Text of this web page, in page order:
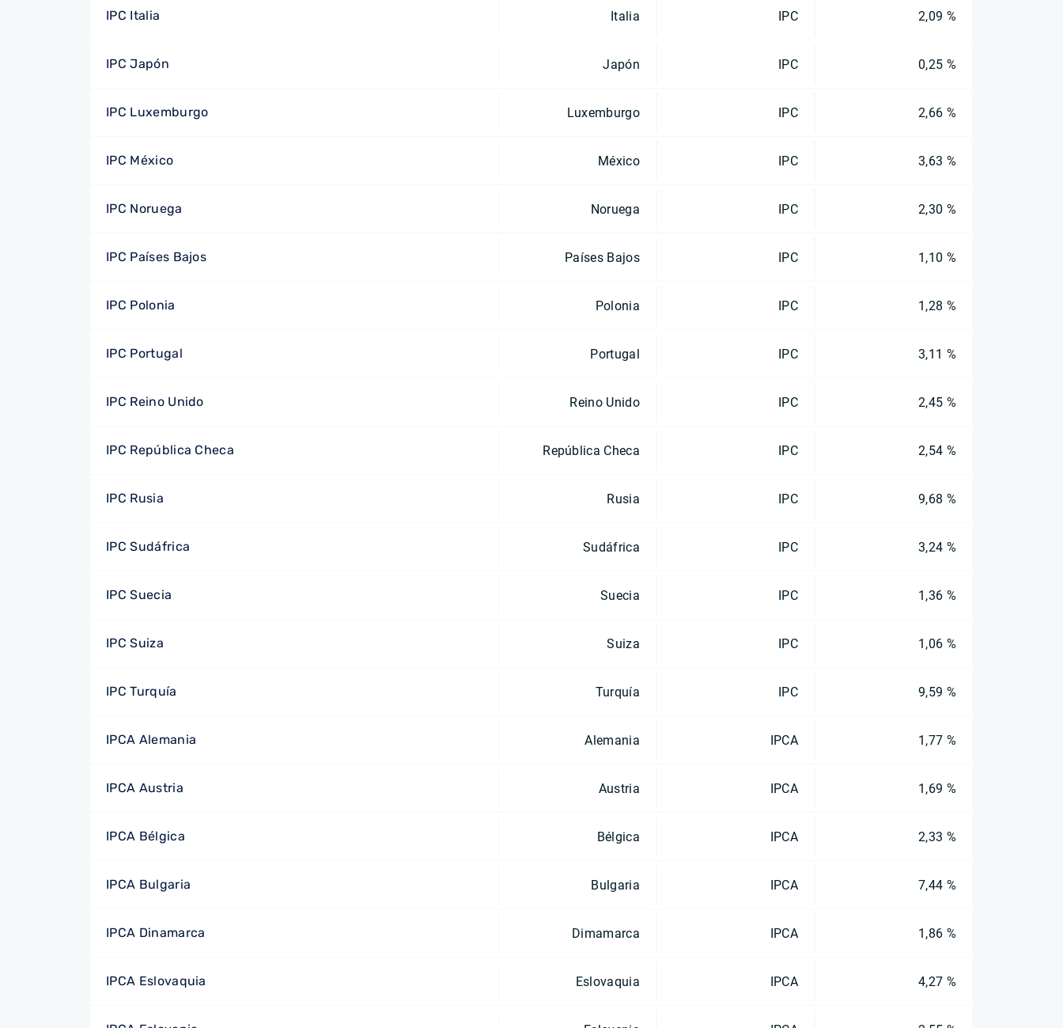
IPC Italia Italia IPC 2,09 %
IPC Japón Japón IPC 0,25 %
IPC Luxemburgo Luxemburgo IPC 2,66 %
IPC México México IPC 3,63 %
IPC Noruega Noruega IPC 2,30 %
IPC Países Bajos Países Bajos IPC 1,10 %
IPC Polonia Polonia IPC 1,28 %
IPC Portugal Portugal IPC 3,11 %
IPC Reino Unido Reino Unido IPC 2,45 %
IPC República Checa República Checa IPC 2,54 %
IPC Rusia Rusia IPC 9,68 %
IPC Sudáfrica Sudáfrica IPC 3,24 %
IPC Suecia Suecia IPC 1,36 %
IPC Suiza Suiza IPC 1,06 %
IPC Turquía Turquía IPC 9,59 %
IPCA Alemania Alemania IPCA 1,77 %
IPCA Austria Austria IPCA 1,69 %
IPCA Bélgica Bélgica IPCA 2,33 %
IPCA Bulgaria Bulgaria IPCA 7,44 %
IPCA Dinamarca Dimamarca IPCA 1,86 %
IPCA Eslovaquia Eslovaquia IPCA 4,27 %